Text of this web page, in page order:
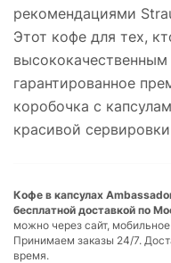
рекомендациями
Этот кофе для тех,
гарантированное
коробочка с
красивой
Кофе в капсулах
бесплатной доставкой по
можно через сайт,
Принимаем заказы 24/7.
время.